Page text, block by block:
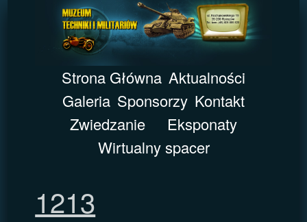
Strona Główna Aktualności
Galeria Sponsorzy Kontakt
Zwiedzanie
Eksponaty
Wirtualny spacer
1213